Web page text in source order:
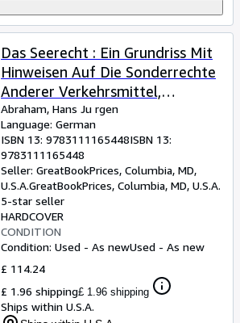
Das Seerecht : Ein Grundriss Mit
Hinweisen Auf Die Sonderrechte
Anderer Verkehrsmittel,
Vornehmlich Das
Binnenschiffahrts- Und Luftrecht
-Language: german
Abraham, Hans Ju rgen
Language: German
ISBN 13: 9783111165448ISBN 13:
9783111165448
Seller: GreatBookPrices, Columbia, MD,
U.S.A.GreatBookPrices, Columbia, MD, U.S.A.
5-star seller
HARDCOVER
CONDITION
Condition: Used - As newUsed - As new
£ 114.24
£ 1.96 shipping£ 1.96 shipping
Ships within U.S.A.